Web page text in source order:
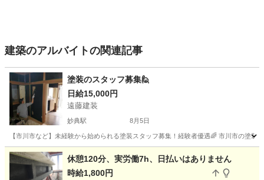
建築のアルバイトの関連記事
塗装のスタッフ募集🙋
日給15,000円
遠藤建装
妙典駅 8月5日
【市川市など】未経験から始められる塗装スタッフ募集！経験者優遇🌈 市川市の塗
千葉 市川市 妙典駅 その他 スタッフ
休憩120分、実労働7h、日払いはありません
時給1,800円